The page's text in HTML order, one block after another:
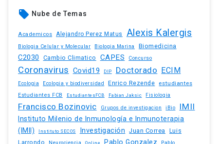
local_offer Nube de Temas
Academicos Alejandro Perez Matus Alexis Kalergis
Biologia Celular y Molecular Biologia Marina Biomedicina
C2030 Cambio Climatico CAPES Concurso
Coronavirus Covid19 DIP Doctorado ECIM
Ecologia Ecologia y biodiversidad Enrico Rezende estudiantes
Estudiantes FCB EstudiantesFCB Fabian Jaksic Fisiologia
Francisco Bozinovic Grupos de investigacion iBio IMII
Instituto Milenio de Inmunología e Inmunoterapia
(IMII)
Instituto SECOS Investigación Juan Correa Luis
Larrondo
Pablo Gonzalez